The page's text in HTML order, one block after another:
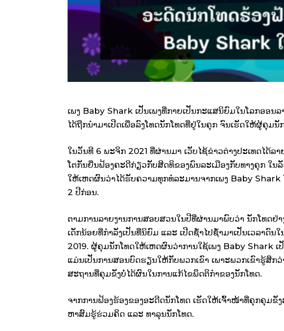
ເພງ Baby Shark ເປັນເພງທີ່ກາຍເປັນກະແສນິຍົມໃນໂລກອອນ
ໄດ້ຖືກນໍາມາເປີດເພື່ອລົງໂທດນັກໂທດທີ່ຢູ່ໃນຄຸກ ຈົນເຮັດໃຫ້ຜູ້ຄຸມນັ
ໃນວັນທີ 6 ພະຈິກ 2021 ທີ່ຜ່ານມາ ເວັບໄຊ້ຂ່າວຕ່າງປະເທດໄດ້ລ
ໂຕກັນຍື່ນຟ້ອງຄະດີກ່ຽວກັບສິດທິຂອງພົນລະເມືອງກັບທາງຄຸກ ໃນລັ
ໃຫ້ເຫດຜົນວ່າໄດ້ຮັບຄວາມທຸກທໍລະມານຈາກເພງ Baby
2 ປີກ່ອນ.
ຕາມການລາຍງານການສອບສວນໃນປີທີ່ຜ່ານມາພົບວ່າ ນັກໂທດຢ່
ເດັກນ້ອຍທີ່ກໍາລັງເປັນທີ່ນິຍົມ ແລະ ເປີດຊໍ້າໄປຊໍ້າມາເປັນເວລາດົນ
2019. ຜູ້ຄຸມນັກໂທດໃຫ້ເຫດຜົນວ່າການໃຊ້ເພງ Baby Shark ເ
ແມ່ນເປັນການສອນບົດຮຽນໃຫ້ກັບພວກເຂົາ ເພາະພວກເຂົາຮູ້ສຶກວ່
ສະຖານທີ່ຄຸມຂັງບໍ່ໄດ້ຜົນໃນການແກ້ໄຂພຶດຕິກໍາຂອງນັກໂທດ.
ຈາກການຟ້ອງຮ້ອງຂອງອະດີດນັກໂທດ ເຮັດໃຫ້ເຈົ້າໜ້າທີ່ຄຸກຄຸມຂັ
ຫາສົມຮູ້ຮ່ວມຄິດ ແລະ ທາລຸນນັກໂທດ.